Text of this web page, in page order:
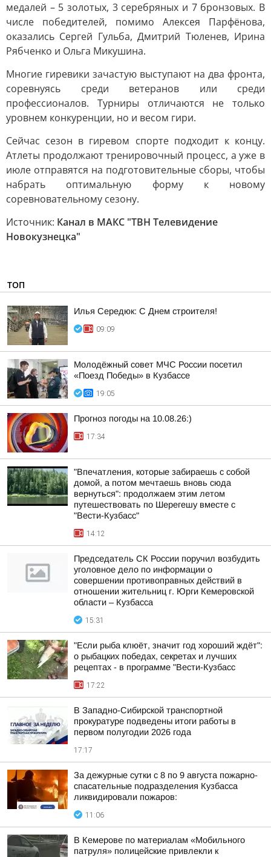
медалей – 5 золотых, 3 серебряных и 7 бронзовых. В
числе победителей, помимо Алексея Парфёнова,
оказались Сергей Гульба, Дмитрий Тюленев, Ирина
Рябченко и Ольга Микушина.
Многие гиревики зачастую выступают на два фронта,
соревнуясь среди ветеранов или среди
профессионалов. Турниры отличаются не только
уровнем конкуренции, но и весом гири.
Сейчас сезон в гиревом спорте подходит к концу.
Атлеты продолжают тренировочный процесс, а уже в
июле отправятся на подготовительные сборы, чтобы
набрать оптимальную форму к новому
соревновательному сезону.
Источник: Канал в МАКС "ТВН Телевидение
Новокузнецка"
ТОП
Илья Середюк: С Днем строителя!
09:09
Молодёжный совет МЧС России посетил
«Поезд Победы» в Кузбассе
19:05
Прогноз погоды на 10.08.26:)
17:34
"Впечатления, которые забираешь с собой
домой, а потом мечтаешь вновь сюда
вернуться": продолжаем этим летом
путешествовать по Шерегешу вместе с
"Вести-Кузбасс"
14:12
Председатель СК России поручил возбудить
уголовное дело по информации о
совершении противоправных действий в
отношении жительниц г. Юрги Кемеровской
области – Кузбасса
15:31
"Если рыба клюёт, значит год хороший ждёт":
о рыбацких победах, секретах и лучших
рецептах - в программе "Вести-Кузбасс
17:22
В Западно-Сибирской транспортной
прокуратуре подведены итоги работы в
первом полугодии 2026 года
17:17
За дежурные сутки с 8 по 9 августа пожарно-
спасательные подразделения Кузбасса
ликвидировали пожаров:
11:06
В Кемерове по материалам «Мобильного
патруля» полицейские привлекли к